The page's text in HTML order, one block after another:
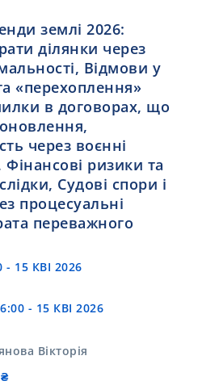
землі 2026:
ділянки через
Відмови у
«перехоплення»
в договорах, що
через воєнні
ризики та
Судові спори і
процесуальні
переважного
- 15 КВІ 2026
- 15 КВІ 2026
Вікторія